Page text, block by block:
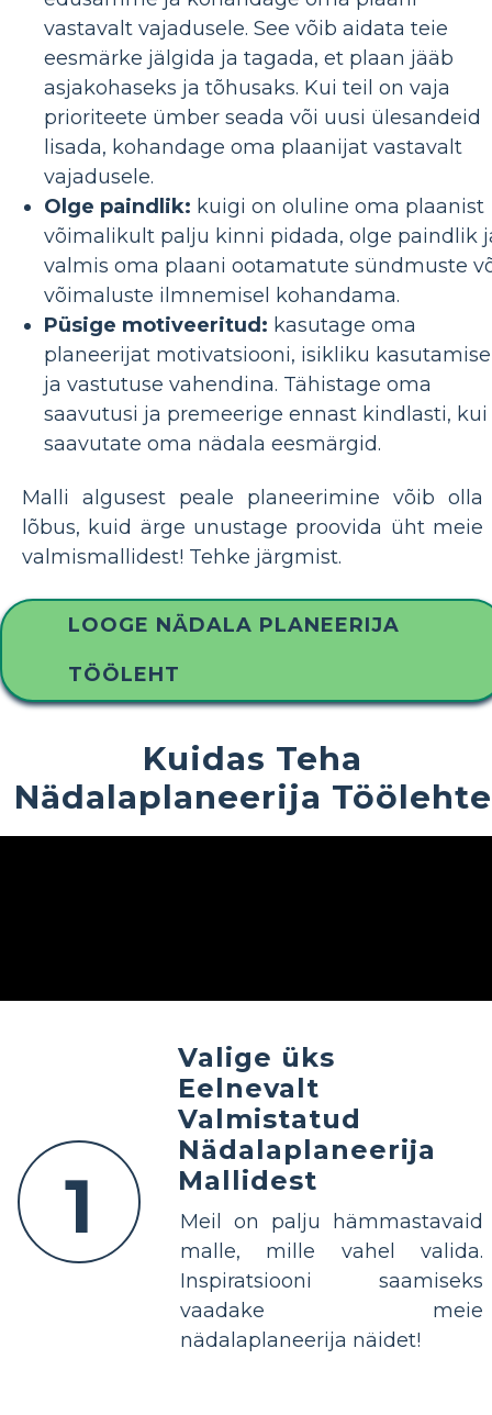
vastavalt vajadusele. See võib aidata teie
eesmärke jälgida ja tagada, et plaan jääb
asjakohaseks ja tõhusaks. Kui teil on vaja
prioriteete ümber seada või uusi ülesandeid
lisada, kohandage oma plaanijat vastavalt
vajadusele.
Olge paindlik: kuigi on oluline oma plaanist
võimalikult palju kinni pidada, olge paindlik
valmis oma plaani ootamatute sündmuste
võimaluste ilmnemisel kohandama.
Püsige motiveeritud: kasutage oma
planeerijat motivatsiooni, isikliku kasutamise
ja vastutuse vahendina. Tähistage oma
saavutusi ja premeerige ennast kindlasti, kui
saavutate oma nädala eesmärgid.
Malli algusest peale planeerimine võib olla
lõbus, kuid ärge unustage proovida üht meie
valmismallidest! Tehke järgmist.
LOOGE NÄDALA PLANEERIJA
TÖÖLEHT
Kuidas Teha
Nädalaplaneerija Töölehte
1
Valige üks
Eelnevalt
Valmistatud
Nädalaplaneerija
Mallidest
Meil on palju hämmastavaid
malle, mille vahel valida.
Inspiratsiooni saamiseks
vaadake meie
nädalaplaneerija näidet!